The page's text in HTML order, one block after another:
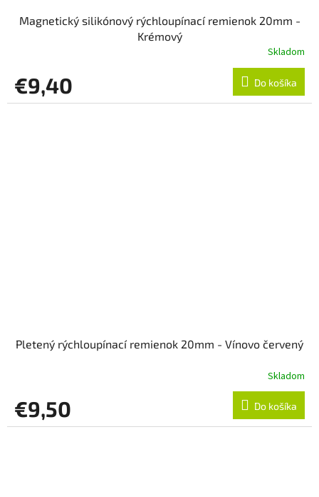
Magnetický silikónový rýchloupínací remienok 20mm -
Krémový
Skladom
€9,40 Do košíka
Pletený rýchloupínací remienok 20mm - Vínovo červený
Skladom
€9,50 Do košíka